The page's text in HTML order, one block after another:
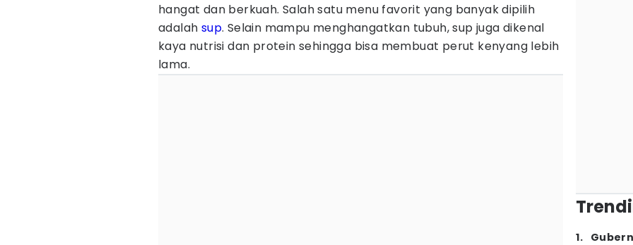
hangat dan berkuah. Salah satu menu favorit yang banyak dipilih
adalah sup. Selain mampu menghangatkan tubuh, sup juga dikenal
kaya nutrisi dan protein sehingga bisa membuat perut kenyang lebih
lama.
1.